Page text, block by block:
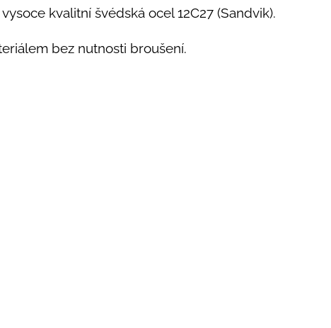
kvalitní švédská ocel 12C27 (Sandvik).
bez nutnosti broušení.